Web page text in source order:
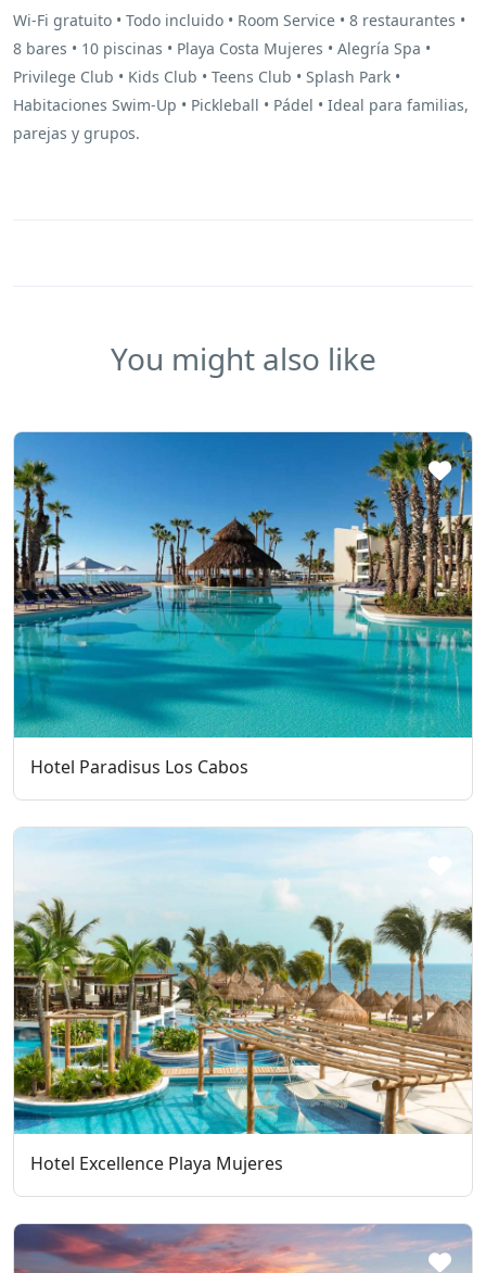
Wi-Fi gratuito • Todo incluido • Room Service • 8 restaurantes •
8 bares • 10 piscinas • Playa Costa Mujeres • Alegría Spa •
Privilege Club • Kids Club • Teens Club • Splash Park •
Habitaciones Swim-Up • Pickleball • Pádel • Ideal para familias,
parejas y grupos.
You might also like
Hotel Paradisus Los Cabos
Hotel Excellence Playa Mujeres